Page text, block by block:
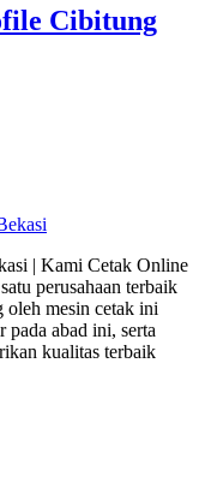
Cibitung
| Kami Cetak Online
perusahaan terbaik
oleh mesin cetak ini
pada abad ini, serta
kualitas terbaik